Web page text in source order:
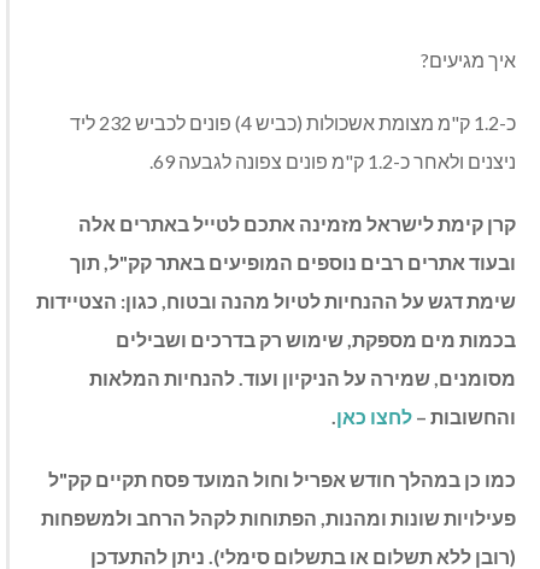
איך מגיעים?
כ-1.2 ק"מ מצומת אשכולות (כביש 4) פונים לכביש 232 ליד
ניצנים ולאחר כ-1.2 ק"מ פונים צפונה לגבעה 69
.
קרן קימת לישראל מזמינה אתכם לטייל באתרים אלה
ובעוד אתרים רבים נוספים המופיעים באתר קק"ל, תוך
שימת דגש על ההנחיות לטיול מהנה ובטוח, כגון: הצטיידות
בכמות מים מספקת, שימוש רק בדרכים ושבילים
מסומנים, שמירה על הניקיון ועוד. להנחיות המלאות
והחשובות – לחצו כאן.
כמו כן במהלך חודש אפריל וחול המועד פסח תקיים קק"ל
פעילויות שונות ומהנות, הפתוחות לקהל הרחב ולמשפחות
(רובן ללא תשלום או בתשלום סימלי). ניתן להתעדכן